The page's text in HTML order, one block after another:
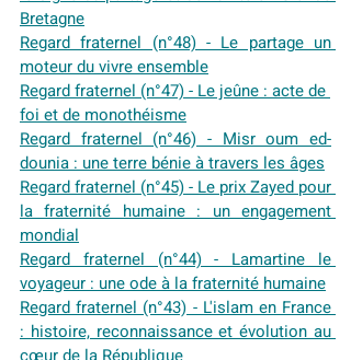
Bretagne
Regard fraternel (n°48) - Le partage un
moteur du vivre ensemble
Regard fraternel (n°47) - Le jeûne : acte de
foi et de monothéisme
Regard fraternel (n°46) - Misr oum ed-
dounia : une terre bénie à travers les âges
Regard fraternel (n°45) - Le prix Zayed pour
la fraternité humaine : un engagement
mondial
Regard fraternel (n°44) - Lamartine le
voyageur : une ode à la fraternité humaine
Regard fraternel (n°43) - L'islam en France
: histoire, reconnaissance et évolution au